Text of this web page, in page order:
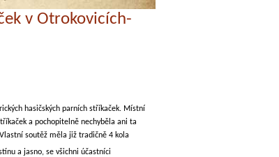
v Otrokovicích-
hasičských parních stříkaček. Místní
a pochopitelně nechyběla ani ta
soutěž měla již tradičně 4 kola
a jasno, se všichni účastníci